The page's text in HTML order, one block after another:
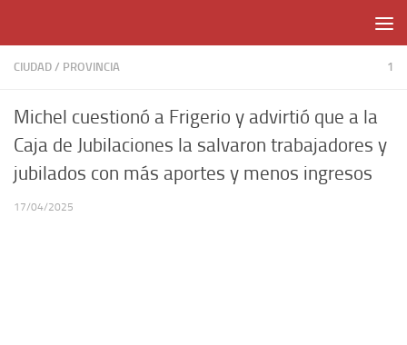
CIUDAD / PROVINCIA 1
Michel cuestionó a Frigerio y advirtió que a la
Caja de Jubilaciones la salvaron trabajadores y
jubilados con más aportes y menos ingresos
17/04/2025